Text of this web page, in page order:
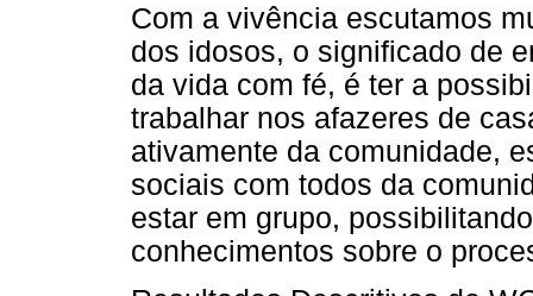
Com a vivência escutamos
dos idosos, o significado de
da vida com fé, é ter a
trabalhar nos afazeres de
ativamente da comunidade,
sociais com todos da
estar em grupo,
conhecimentos sobre o